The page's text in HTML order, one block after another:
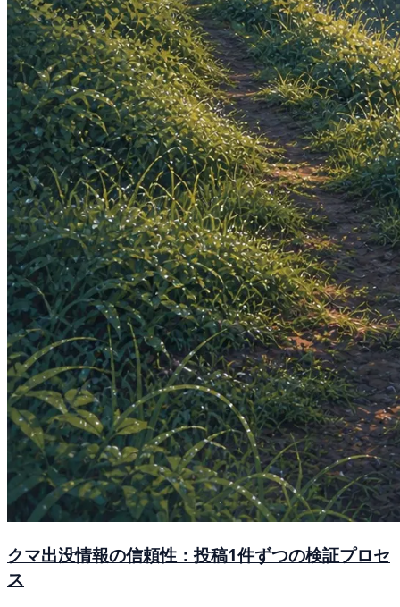
クマ出没情報の信頼性：投稿1件ずつの検証プロセ
ス